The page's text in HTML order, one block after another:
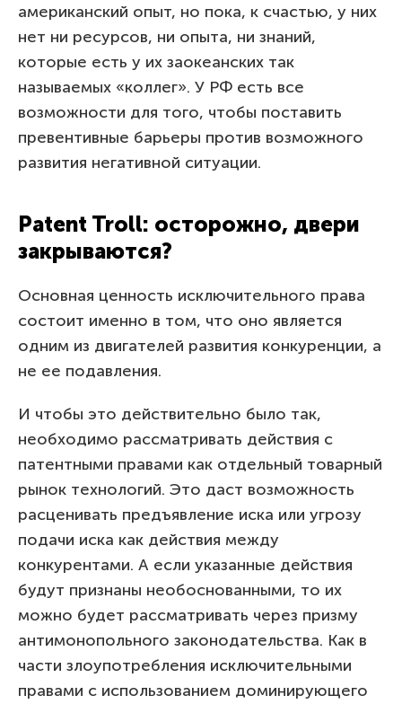
американский опыт, но пока, к счастью, у них
нет ни ресурсов, ни опыта, ни знаний,
которые есть у их заокеанских так
называемых «коллег». У РФ есть все
возможности для того, чтобы поставить
превентивные барьеры против возможного
развития негативной ситуации.
Patent Troll: осторожно, двери
закрываются?
Основная ценность исключительного права
состоит именно в том, что оно является
одним из двигателей развития конкуренции, а
не ее подавления.
И чтобы это действительно было так,
необходимо рассматривать действия с
патентными правами как отдельный товарный
рынок технологий. Это даст возможность
расценивать предъявление иска или угрозу
подачи иска как действия между
конкурентами. А если указанные действия
будут признаны необоснованными, то их
можно будет рассматривать через призму
антимонопольного законодательства. Как в
части злоупотребления исключительными
правами с использованием доминирующего